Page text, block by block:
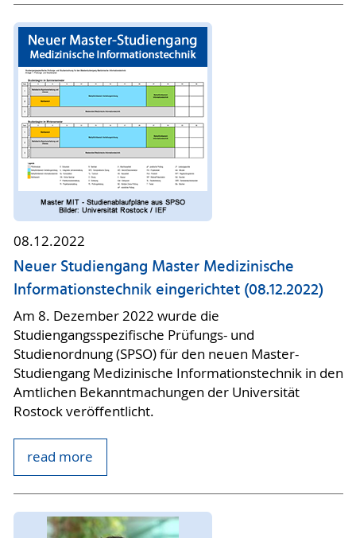
08.12.2022
Neuer Studiengang Master Medizinische
Informationstechnik eingerichtet (08.12.2022)
Am 8. Dezember 2022 wurde die
Studiengangsspezifische Prüfungs- und
Studienordnung (SPSO) für den neuen Master-
Studiengang Medizinische Informationstechnik in den
Amtlichen Bekanntmachungen der Universität
Rostock veröffentlicht.
read more